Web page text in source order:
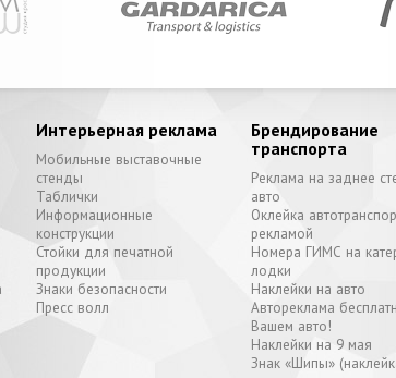
Интерьерная реклама
Мобильные выставочные
стенды
Таблички
Информационные
конструкции
Стойки для печатной
продукции
Знаки безопасности
Пресс волл
Брендирование
транспорта
Реклама на заднее
авто
Оклейка
рекламой
Номера ГИМС на
лодки
Наклейки на авто
Автореклама
Вашем авто!
Наклейки на 9 мая
Знак «Шипы»